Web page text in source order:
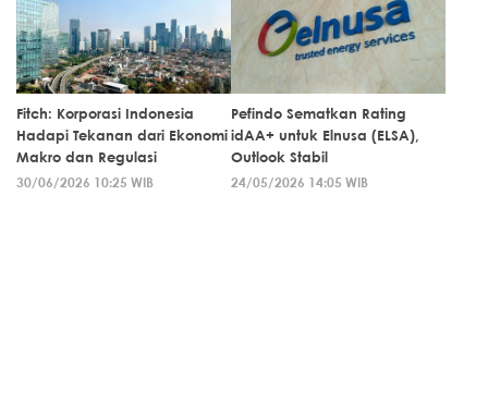
Fitch: Korporasi Indonesia
Hadapi Tekanan dari Ekonomi
Makro dan Regulasi
30/06/2026 10:25 WIB
Pefindo Sematkan Rating
idAA+ untuk Elnusa (ELSA),
Outlook Stabil
24/05/2026 14:05 WIB